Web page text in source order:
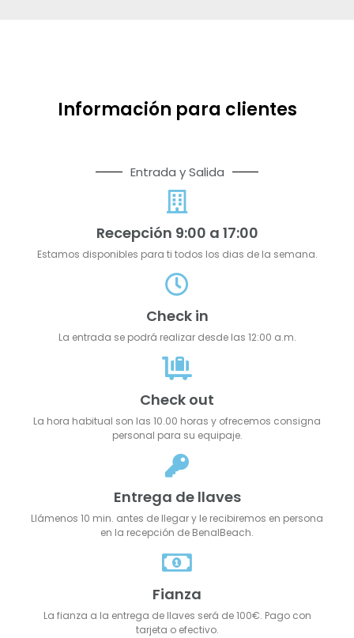
Información para clientes
Entrada y Salida
Recepción 9:00 a 17:00
Estamos disponibles para ti todos los dias de la semana.
Check in
La entrada se podrá realizar desde las 12:00 a.m.
Check out
La hora habitual son las 10.00 horas y ofrecemos consigna
personal para su equipaje.
Entrega de llaves
Llámenos 10 min. antes de llegar y le recibiremos en persona
en la recepción de BenalBeach.
Fianza
La fianza a la entrega de llaves será de 100€. Pago con
tarjeta o efectivo.